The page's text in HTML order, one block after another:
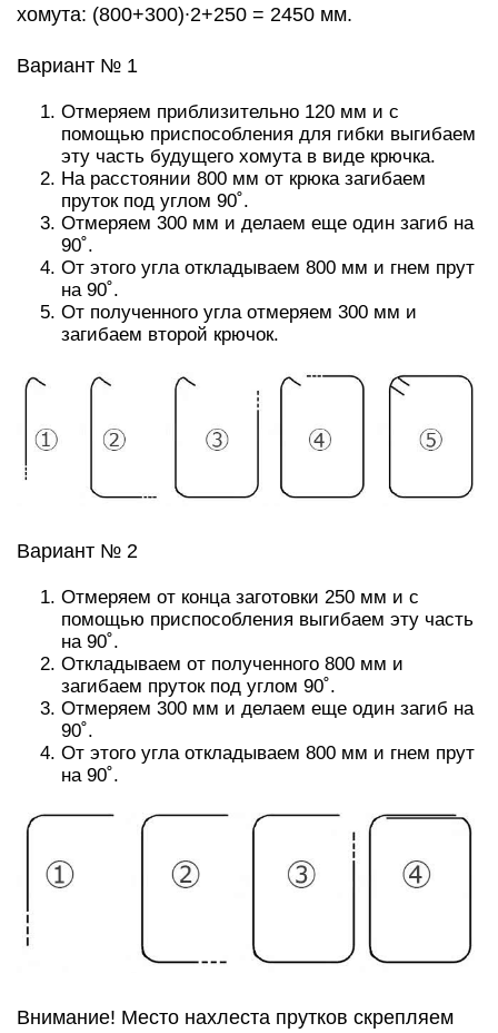
хомута: (800+300)∙2+250 = 2450 мм.
Вариант № 1
Отмеряем приблизительно 120 мм и с
помощью приспособления для гибки выгибаем
эту часть будущего хомута в виде крючка.
На расстоянии 800 мм от крюка загибаем
пруток под углом 90˚.
Отмеряем 300 мм и делаем еще один загиб на
90˚.
От этого угла откладываем 800 мм и гнем прут
на 90˚.
От полученного угла отмеряем 300 мм и
загибаем второй крючок.
Вариант № 2
Отмеряем от конца заготовки 250 мм и с
помощью приспособления выгибаем эту часть
на 90˚.
Откладываем от полученного 800 мм и
загибаем пруток под углом 90˚.
Отмеряем 300 мм и делаем еще один загиб на
90˚.
От этого угла откладываем 800 мм и гнем прут
на 90˚.
Внимание! Место нахлеста прутков скрепляем